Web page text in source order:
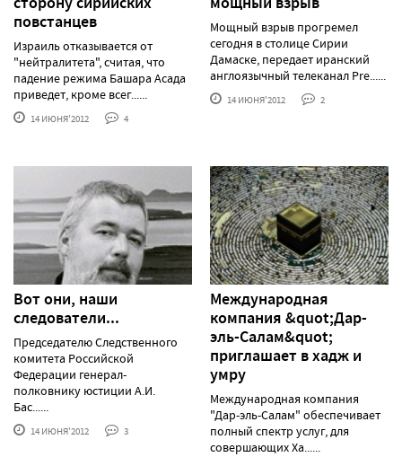
повстанцев
Израиль отказывается от
"нейтралитета", считая, что
падение режима Башара Асада
приведет, кроме всег......
14 ИЮНЯ'2012 4
Мощный взрыв прогремел
сегодня в столице Сирии
Дамаске, передает иранский
англоязычный телеканал Pre......
14 ИЮНЯ'2012 2
Вот они, наши
следователи...
Председателю Следственного
комитета Российской
Федерации генерал-
полковнику юстиции А.И.
Бас......
14 ИЮНЯ'2012 3
Международная
компания &quot;Дар-
эль-Салам&quot;
приглашает в хадж и
умру
Международная компания
"Дар-эль-Салам" обеспечивает
полный спектр услуг, для
совершающих Ха......